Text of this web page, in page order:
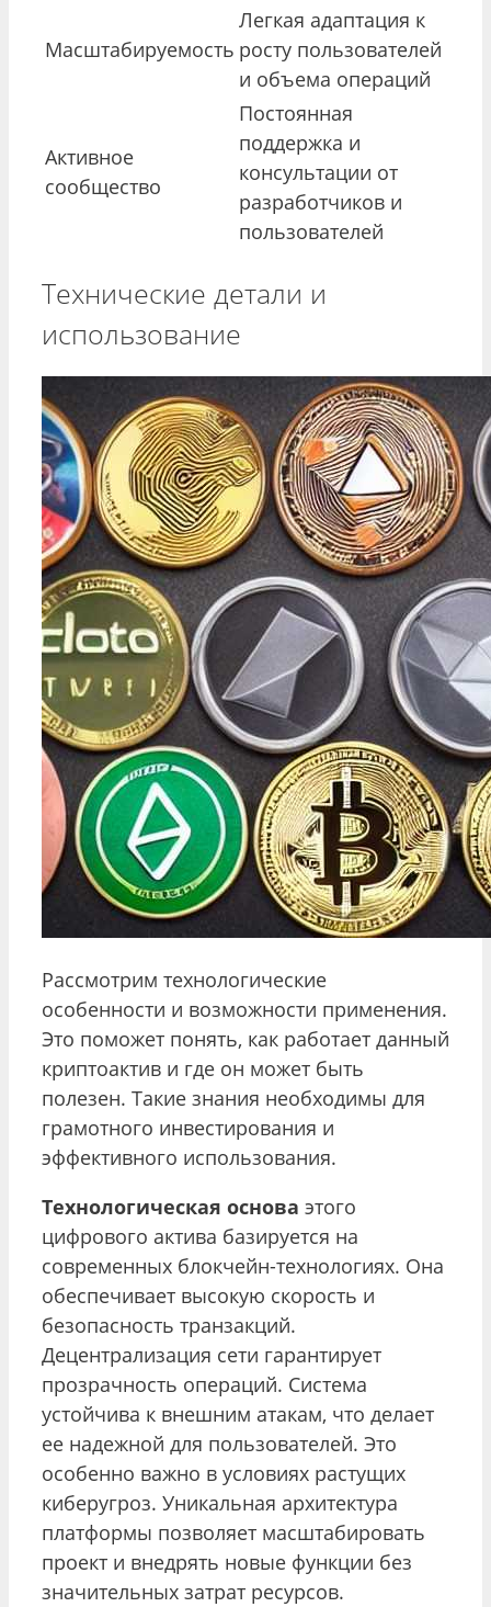
Масштабируемость
Легкая адаптация к
росту пользователей
и объема операций
Активное
сообщество
Постоянная
поддержка и
консультации от
разработчиков и
пользователей
Технические детали и
использование
Рассмотрим технологические
особенности и возможности применения.
Это поможет понять, как работает данный
криптоактив и где он может быть
полезен. Такие знания необходимы для
грамотного инвестирования и
эффективного использования.
Технологическая основа этого
цифрового актива базируется на
современных блокчейн-технологиях. Она
обеспечивает высокую скорость и
безопасность транзакций.
Децентрализация сети гарантирует
прозрачность операций. Система
устойчива к внешним атакам, что делает
ее надежной для пользователей. Это
особенно важно в условиях растущих
киберугроз. Уникальная архитектура
платформы позволяет масштабировать
проект и внедрять новые функции без
значительных затрат ресурсов.